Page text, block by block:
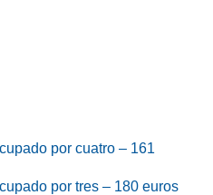
por cuatro – 161
por tres – 180 euros